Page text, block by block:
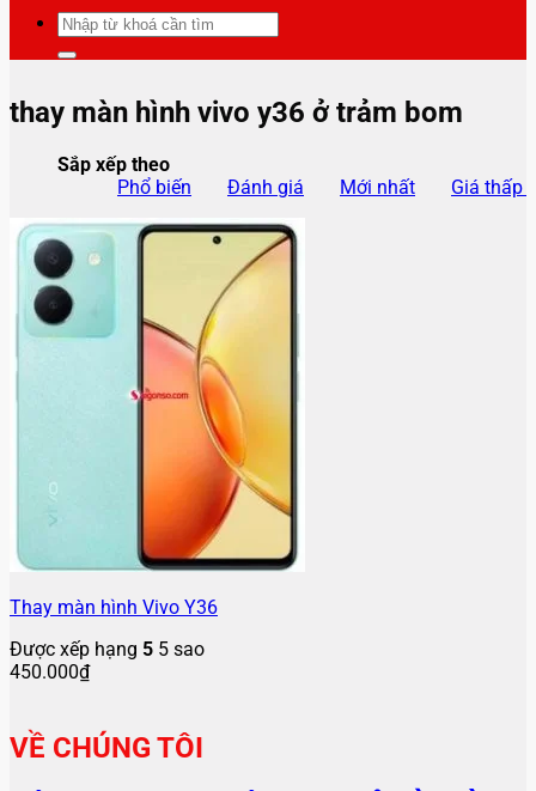
Tìm
kiếm:
thay màn hình vivo y36 ở trảm bom
Sắp xếp theo
Phổ biến
Đánh giá Mới nhất Giá thấp
Thay màn hình Vivo Y36
Được xếp hạng 5 5 sao
450.000₫
VỀ CHÚNG TÔI